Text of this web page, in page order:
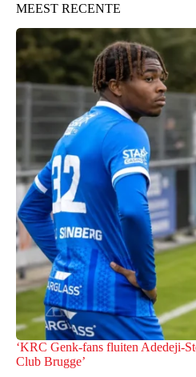
MEEST RECENTE
‘KRC Genk-fans fluiten Adedeji-
Club Brugge’